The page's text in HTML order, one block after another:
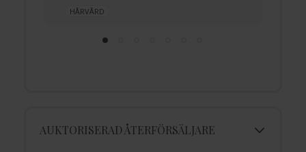
HÅRVÅRD
AUKTORISERAD ÅTERFÖRSÄLJARE